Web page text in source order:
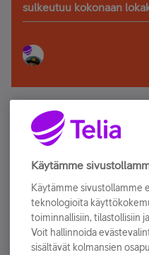
sulkeutuu kokonaan
Älä jää paitsi –
Tilaa Telian uutiskirje ja
sähköpostiisi.
Tilaa nyt
Käytämme
Käytämme sivustollamme
teknologioita
toiminnallisiin, tilastollisiin
Voit hallinnoida
sisältävät kolmansien